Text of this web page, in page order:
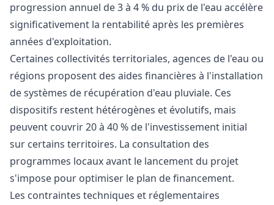
progression annuel de 3 à 4 % du prix de l'eau accélère
significativement la rentabilité après les premières
années d'exploitation.
Certaines collectivités territoriales, agences de l'eau ou
régions proposent des aides financières à l'installation
de systèmes de récupération d'eau pluviale. Ces
dispositifs restent hétérogènes et évolutifs, mais
peuvent couvrir 20 à 40 % de l'investissement initial
sur certains territoires. La consultation des
programmes locaux avant le lancement du projet
s'impose pour optimiser le plan de financement.
Les contraintes techniques et réglementaires